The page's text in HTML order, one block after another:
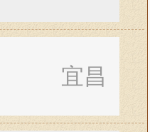
宜昌